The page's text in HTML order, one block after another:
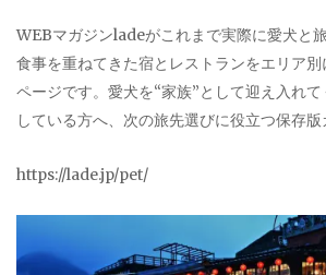
WEBマガジンladeがこれまで実際に愛犬と旅
食事を重ねてきた宿とレストランをエリア
ページです。愛犬を“家族”として迎え入れ
している方へ、次の旅先選びに役立つ保存版
https://lade.jp/pet/